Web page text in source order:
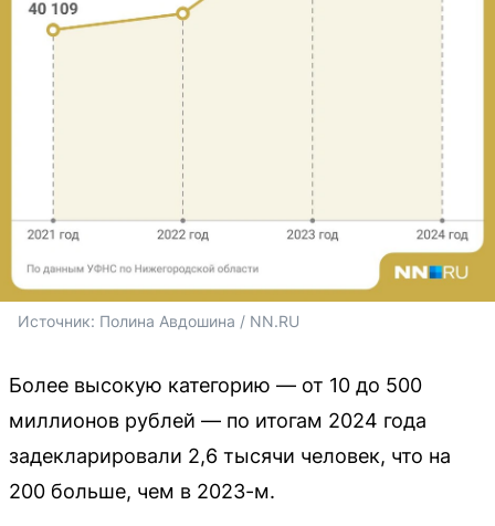
Источник: Полина Авдошина / NN.RU
Более высокую категорию — от 10 до 500
миллионов рублей — по итогам 2024 года
задекларировали 2,6 тысячи человек, что на
200 больше, чем в 2023-м.